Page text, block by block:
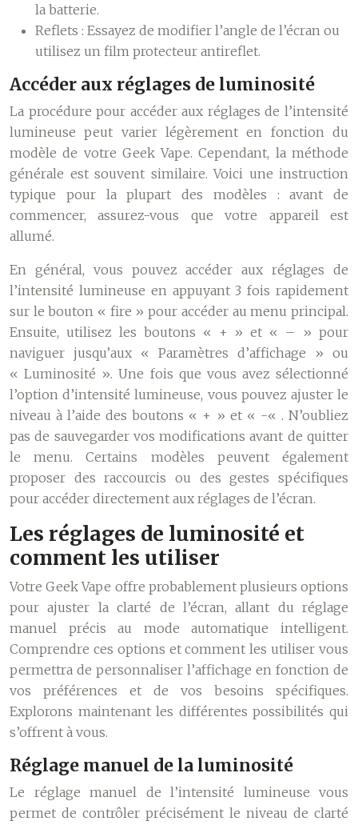
la batterie.
Reflets : Essayez de modifier l’angle de l’écran ou
utilisez un film protecteur antireflet.
Accéder aux réglages de luminosité
La procédure pour accéder aux réglages de l’intensité
lumineuse peut varier légèrement en fonction du
modèle de votre Geek Vape. Cependant, la méthode
générale est souvent similaire. Voici une instruction
typique pour la plupart des modèles : avant de
commencer, assurez-vous que votre appareil est
allumé.
En général, vous pouvez accéder aux réglages de
l’intensité lumineuse en appuyant 3 fois rapidement
sur le bouton « fire » pour accéder au menu principal.
Ensuite, utilisez les boutons « + » et « – » pour
naviguer jusqu’aux « Paramètres d’affichage » ou
« Luminosité ». Une fois que vous avez sélectionné
l’option d’intensité lumineuse, vous pouvez ajuster le
niveau à l’aide des boutons « + » et « -« . N’oubliez
pas de sauvegarder vos modifications avant de quitter
le menu. Certains modèles peuvent également
proposer des raccourcis ou des gestes spécifiques
pour accéder directement aux réglages de l’écran.
Les réglages de luminosité et
comment les utiliser
Votre Geek Vape offre probablement plusieurs options
pour ajuster la clarté de l’écran, allant du réglage
manuel précis au mode automatique intelligent.
Comprendre ces options et comment les utiliser vous
permettra de personnaliser l’affichage en fonction de
vos préférences et de vos besoins spécifiques.
Explorons maintenant les différentes possibilités qui
s’offrent à vous.
Réglage manuel de la luminosité
Le réglage manuel de l’intensité lumineuse vous
permet de contrôler précisément le niveau de clarté